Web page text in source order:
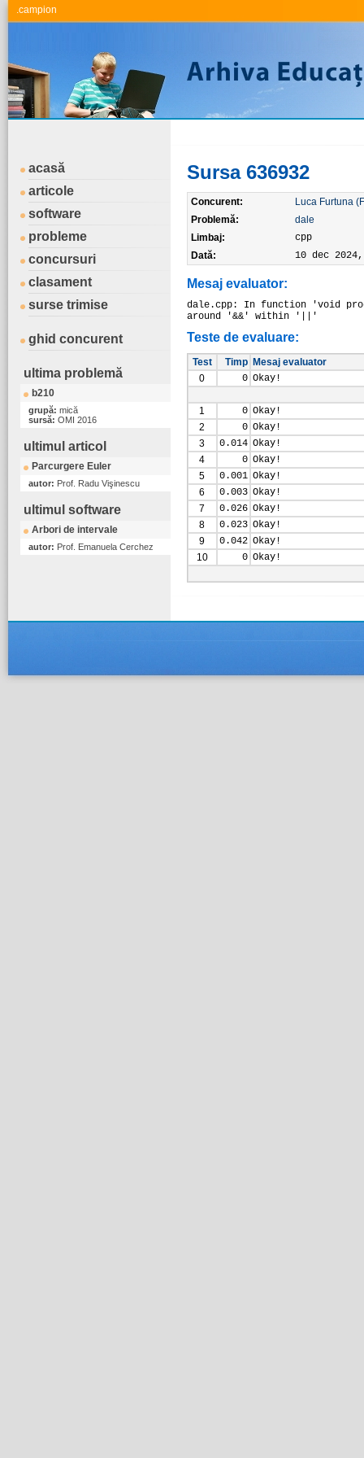
.campion
acasă
articole
software
probleme
concursuri
clasament
surse trimise
ghid concurent
ultima problemă
b210
grupă: mică
sursă: OMI 2016
ultimul articol
Parcurgere Euler
autor: Prof. Radu Vişinescu
ultimul software
Arbori de intervale
autor: Prof. Emanuela Cerchez
Sursa 636932
Concurent:
Luca Furtuna
Problemă:
dale
Limbaj:
cpp
Dată:
10 dec
Mesaj evaluator:
dale.cpp: In function 'void
around '&&' within '||'
Teste de evaluare:
Test Timp Mesaj evaluator
0
0 Okay!
1 0 Okay!
2
0 Okay!
3
0.014 Okay!
4
0 Okay!
5
0.001 Okay!
6
0.003 Okay!
7
0.026 Okay!
8
0.023 Okay!
9
0.042 Okay!
10
0 Okay!